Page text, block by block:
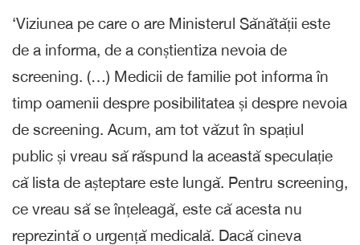
‘Viziunea pe care o are Ministerul Sănătății este
de a informa, de a conștientiza nevoia de
screening. (…) Medicii de familie pot informa în
timp oamenii despre posibilitatea și despre nevoia
de screening. Acum, am tot văzut în spațiul
public și vreau să răspund la această speculație
că lista de așteptare este lungă. Pentru screening,
ce vreau să se înțeleagă, este că acesta nu
reprezintă o urgență medicală. Dacă cineva